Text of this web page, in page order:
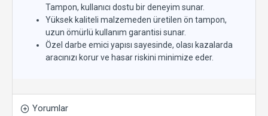
Tampon, kullanıcı dostu bir deneyim sunar.
Yüksek kaliteli malzemeden üretilen ön tampon,
uzun ömürlü kullanım garantisi sunar.
Özel darbe emici yapısı sayesinde, olası kazalarda
aracınızı korur ve hasar riskini minimize eder.
Yorumlar